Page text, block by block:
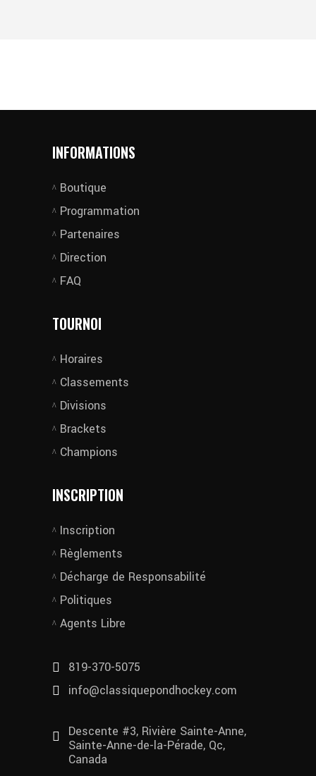
INFORMATIONS
Boutique
Programmation
Partenaires
Direction
FAQ
TOURNOI
Horaires
Classements
Divisions
Brackets
Champions
INSCRIPTION
Inscription
Règlements
Décharge de Responsabilité
Politiques
Agents Libre
819-370-5075
info@classiquepondhockey.com
Descente #3, Rivière Sainte-Anne,
Sainte-Anne-de-la-Pérade, Qc,
Canada